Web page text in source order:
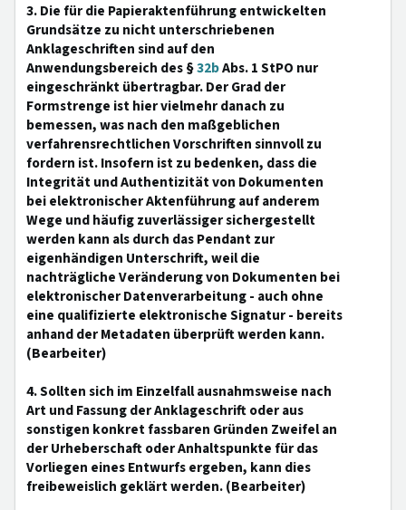
3. Die für die Papieraktenführung entwickelten
Grundsätze zu nicht unterschriebenen
Anklageschriften sind auf den
Anwendungsbereich des §32bAbs. 1 StPO nur
eingeschränkt übertragbar. Der Grad der
Formstrenge ist hier vielmehr danach zu
bemessen, was nach den maßgeblichen
verfahrensrechtlichen Vorschriften sinnvoll zu
fordern ist. Insofern ist zu bedenken, dass die
Integrität und Authentizität von Dokumenten
bei elektronischer Aktenführung auf anderem
Wege und häufig zuverlässiger sichergestellt
werden kann als durch das Pendant zur
eigenhändigen Unterschrift, weil die
nachträgliche Veränderung von Dokumenten bei
elektronischer Datenverarbeitung - auch ohne
eine qualifizierte elektronische Signatur - bereits
anhand der Metadaten überprüft werden kann.
(Bearbeiter)
4. Sollten sich im Einzelfall ausnahmsweise nach
Art und Fassung der Anklageschrift oder aus
sonstigen konkret fassbaren Gründen Zweifel an
der Urheberschaft oder Anhaltspunkte für das
Vorliegen eines Entwurfs ergeben, kann dies
freibeweislich geklärt werden. (Bearbeiter)